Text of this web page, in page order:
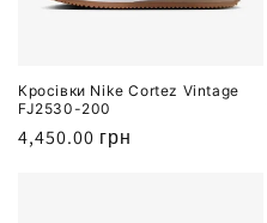
Кросівки Nike Cortez Vintage
FJ2530-200
Звичайна
4,450.00 грн